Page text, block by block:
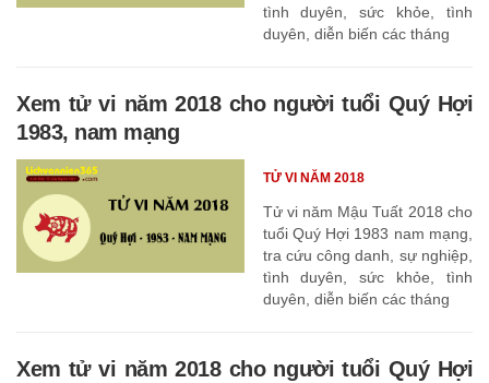
tình duyên, sức khỏe, tình
duyên, diễn biến các tháng
Xem tử vi năm 2018 cho người tuổi Quý Hợi
1983, nam mạng
Tử vi năm Mậu Tuất 2018 cho
tuổi Quý Hợi 1983 nam mạng,
tra cứu công danh, sự nghiệp,
tình duyên, sức khỏe, tình
duyên, diễn biến các tháng
TỬ VI NĂM 2018
Xem tử vi năm 2018 cho người tuổi Quý Hợi